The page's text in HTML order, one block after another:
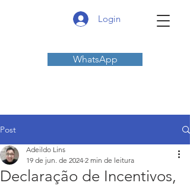
Login
WhatsApp
Post
Declaração de Incentivos,
Adeildo Lins
19 de jun. de 2024 2 min de leitura